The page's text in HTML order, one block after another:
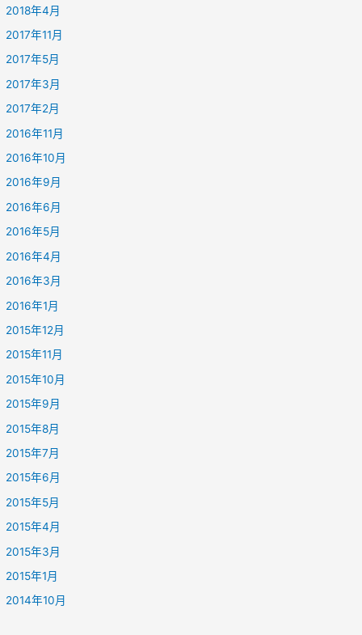
2018年4月
2017年11月
2017年5月
2017年3月
2017年2月
2016年11月
2016年10月
2016年9月
2016年6月
2016年5月
2016年4月
2016年3月
2016年1月
2015年12月
2015年11月
2015年10月
2015年9月
2015年8月
2015年7月
2015年6月
2015年5月
2015年4月
2015年3月
2015年1月
2014年10月